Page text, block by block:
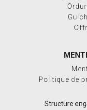
Politique de
Structure